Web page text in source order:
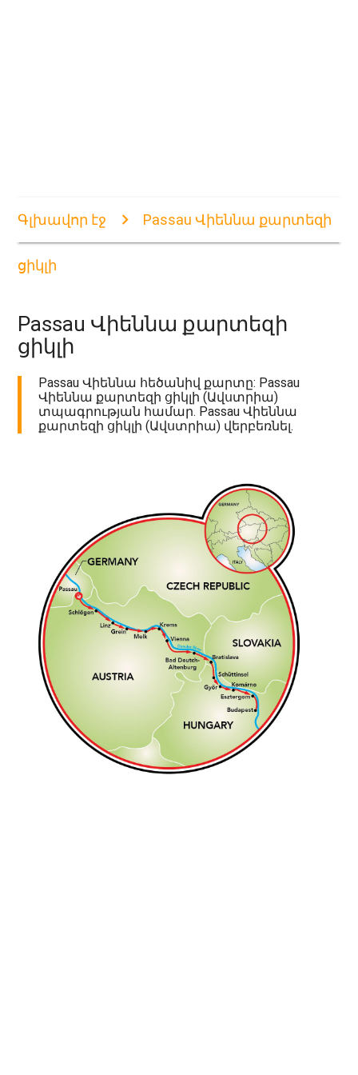
Գլխավոր էջ Passau Վիեննա քարտեզի
ցիկլի
Passau Վիեննա քարտեզի
ցիկլի
Passau Վիեննա հեծանիվ քարտը: Passau
Վիեննա քարտեզի ցիկլի (Ավստրիա)
տպագրության համար. Passau Վիեննա
քարտեզի ցիկլի (Ավստրիա) վերբեռնել.